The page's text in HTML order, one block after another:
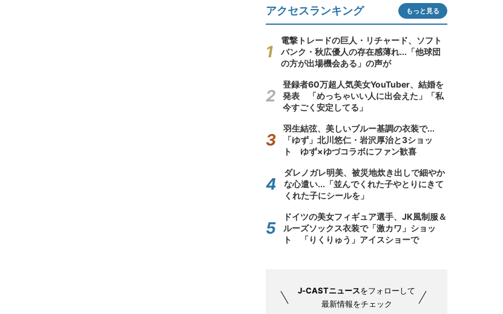
アクセスランキング もっと見る
電撃トレードの巨人・リチャード、ソフト
バンク・秋広優人の存在感薄れ...「他球団
の方が出場機会ある」の声が
登録者60万超人気美女YouTuber、結婚を
発表 「めっちゃいい人に出会えた」「私
今すごく安定してる」
羽生結弦、美しいブルー基調の衣装で...
「ゆず」北川悠仁・岩沢厚治と3ショッ
ト ゆず×ゆづコラボにファン歓喜
ダレノガレ明美、被災地炊き出しで細やか
な心遣い...「並んでくれた子やとりにきて
くれた子にシールを」
ドイツの美女フィギュア選手、JK風制服＆
ルーズソックス衣装で「激カワ」ショッ
ト 「りくりゅう」アイスショーで
J-CASTニュースをフォローして
最新情報をチェック